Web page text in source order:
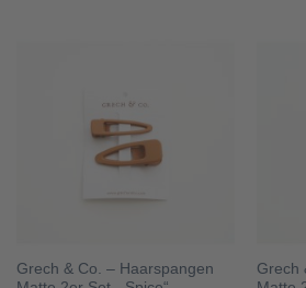
Grech & Co. – Haarspangen
Grech